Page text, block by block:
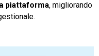
piattaforma, migliorando